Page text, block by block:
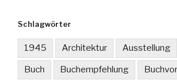
Schlagwörter
1945 Architektur Ausstellung
Buch Buchempfehlung